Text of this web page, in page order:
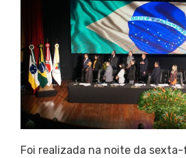
Foi realizada na noite da